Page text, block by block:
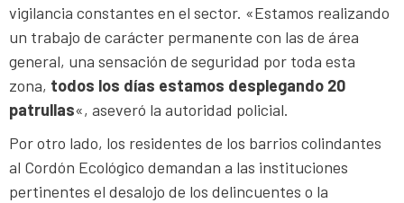
vigilancia constantes en el sector. «Estamos realizando
un trabajo de carácter permanente con las de área
general, una sensación de seguridad por toda esta
zona, todos los días estamos desplegando 20
patrullas«, aseveró la autoridad policial.
Por otro lado, los residentes de los barrios colindantes
al Cordón Ecológico demandan a las instituciones
pertinentes el desalojo de los delincuentes o la